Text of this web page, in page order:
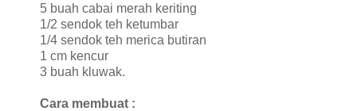
5 buah cabai merah keriting
1/2 sendok teh ketumbar
1/4 sendok teh merica butiran
1 cm kencur
3 buah kluwak.
Cara membuat :